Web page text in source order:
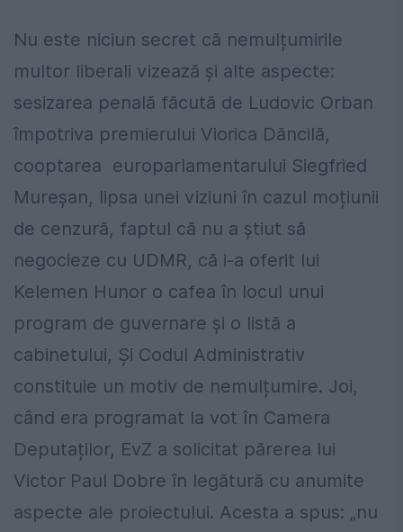
Nu este niciun secret că nemulțumirile
multor liberali vizează și alte aspecte:
sesizarea penală făcută de Ludovic Orban
împotriva premierului Viorica Dăncilă,
cooptarea europarlamentarului Siegfried
Mureşan, lipsa unei viziuni în cazul moțiunii
de cenzură, faptul că nu a știut să
negocieze cu UDMR, că i-a oferit lui
Kelemen Hunor o cafea în locul unui
program de guvernare și o listă a
cabinetului, Și Codul Administrativ
constituie un motiv de nemulțumire. Joi,
când era programat la vot în Camera
Deputaților, EvZ a solicitat părerea lui
Victor Paul Dobre în legătură cu anumite
aspecte ale proiectului. Acesta a spus: „nu